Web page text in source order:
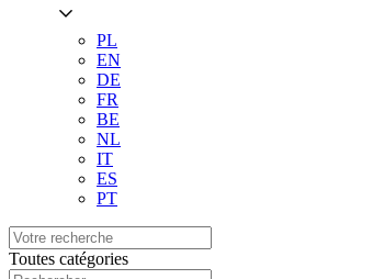
PL
EN
DE
FR
BE
NL
IT
ES
PT
Toutes catégories